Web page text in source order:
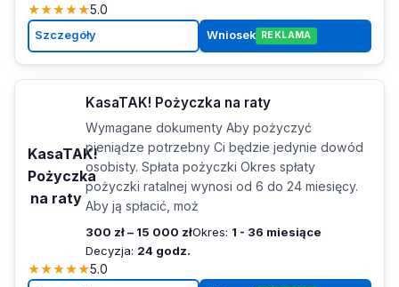
★★★★★5.0
Szczegóły Wniosek REKLAMA
KasaTAK!
Pożyczka
na raty
KasaTAK! Pożyczka na raty
Wymagane dokumenty Aby pożyczyć
pieniądze potrzebny Ci będzie jedynie dowód
osobisty. Spłata pożyczki Okres spłaty
pożyczki ratalnej wynosi od 6 do 24 miesięcy.
Aby ją spłacić, moż
300 zł – 15 000 złOkres: 1 - 36 miesiące
Decyzja: 24 godz.
★★★★★5.0